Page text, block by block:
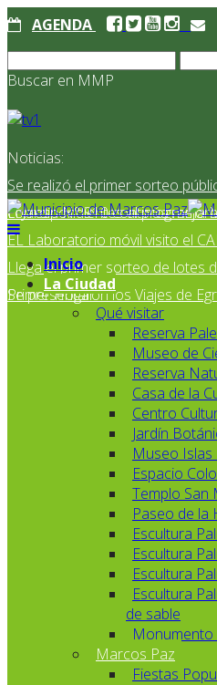
AGENDA
Buscar en MMP
Noticias:
Se realizó el primer sorteo
correspondientes al programa
El Jardín N° 910 continúa
EL Laboratorio móvil visito el
Llega el primer sorteo de lotes
Primer Hogar
Se presentaron los Viajes de
Inicio
La Ciudad
Qué visitar
Reserva
Museo de
Reserva
Casa de la
Centro
Jardín
Museo Islas
Espacio
Templo San
Paseo de la
Escultura
Escultura
Escultura
Escultura
de sable
Marcos Paz
Fiestas